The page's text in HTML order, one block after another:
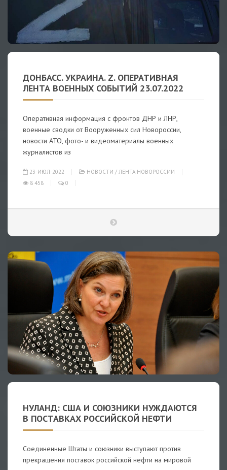
ДОНБАСС. УКРАИНА. Z. ОПЕРАТИВНАЯ
ЛЕНТА ВОЕННЫХ СОБЫТИЙ 23.07.2022
Оперативная информация с фронтов ДНР и ЛНР,
военные сводки от Вооруженных сил Новороссии,
новости АТО, фото- и видеоматериалы военных
журналистов из
23-ИЮЛ-2022 НОВОСТИ / ЛЕНТА НОВОРОССИИ
8 458
0
НУЛАНД: США И СОЮЗНИКИ НУЖДАЮТСЯ
В ПОСТАВКАХ РОССИЙСКОЙ НЕФТИ
Соединенные Штаты и союзники выступают против
прекращения поставок российской нефти на мировой